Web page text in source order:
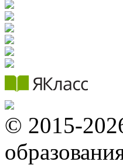
© 2015-